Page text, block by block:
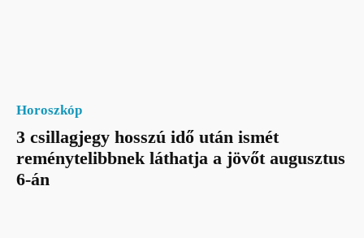
Horoszkóp
3 csillagjegy hosszú idő után ismét
reménytelibbnek láthatja a jövőt augusztus
6-án